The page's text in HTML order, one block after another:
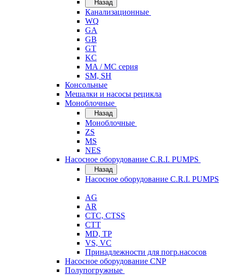
Назад
Канализационные
WQ
GA
GB
GT
KC
MA / MC серия
SM, SH
Консольные
Мешалки и насосы рецикла
Моноблочные
Назад
Моноблочные
ZS
MS
NES
Насосное оборудование C.R.I. PUMPS
Назад
Насосное оборудование C.R.I. PUMPS
AG
AR
CTC, CTSS
CTT
MD, TP
VS, VC
Принадлежности для погр.насосов
Насосное оборудование CNP
Полупогружные